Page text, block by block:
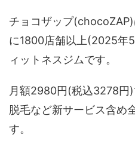
チョコザップ
に1800店舗以上(2025年
ィットネスジムです。
月額2980円(税込3278円
脱毛など新サービス含め
す。